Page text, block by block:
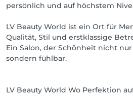
persönlich und auf höchstem
LV Beauty World ist ein Ort für
Qualität, Stil und erstklassige
Ein Salon, der Schönheit nicht
sondern fühlbar.
LV Beauty World Wo Perfektion